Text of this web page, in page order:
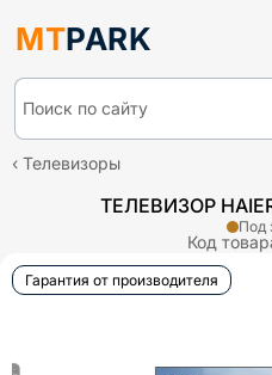
MTPARK
Поиск по сайту
Телевизоры
ТЕЛЕВИЗОР
Код
Под
Гарантия от производителя